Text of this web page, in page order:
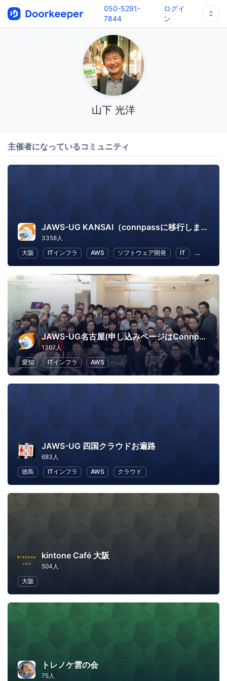
050-5291-
7844
ログイ
ン
山下 光洋
主催者になっているコミュニティ
JAWS-UG KANSAI（connpassに移行しました）
3358人
大阪
ITインフラ AWS ソフトウェア開発 IT IT ソリュ
JAWS-UG名古屋(申し込みページはConnpassへ移行)
1307人
愛知
ITインフラ AWS
JAWS-UG 四国クラウドお遍路
683人
徳島
ITインフラ AWS クラウド
kintone Café 大阪
504人
大阪
トレノケ雲の会
75人